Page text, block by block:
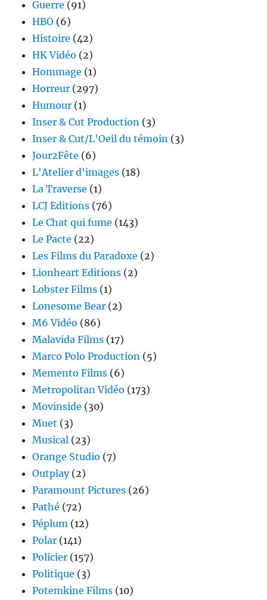
Guerre (91)
HBO (6)
Histoire (42)
HK Vidéo (2)
Hommage (1)
Horreur (297)
Humour (1)
Inser & Cut Production (3)
Inser & Cut/L’Oeil du témoin (3)
Jour2Fête (6)
L'Atelier d'images (18)
La Traverse (1)
LCJ Editions (76)
Le Chat qui fume (143)
Le Pacte (22)
Les Films du Paradoxe (2)
Lionheart Editions (2)
Lobster Films (1)
Lonesome Bear (2)
M6 Vidéo (86)
Malavida Films (17)
Marco Polo Production (5)
Memento Films (6)
Metropolitan Vidéo (173)
Movinside (30)
Muet (3)
Musical (23)
Orange Studio (7)
Outplay(2)
Paramount Pictures (26)
Pathé (72)
Péplum (12)
Polar (141)
Policier (157)
Politique (3)
Potemkine Films (10)